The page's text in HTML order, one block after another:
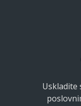
Uskladite